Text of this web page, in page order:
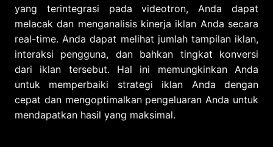
yang terintegrasi pada videotron, Anda dapat
melacak dan menganalisis kinerja iklan Anda secara
real-time. Anda dapat melihat jumlah tampilan iklan,
interaksi pengguna, dan bahkan tingkat konversi
dari iklan tersebut. Hal ini memungkinkan Anda
untuk memperbaiki strategi iklan Anda dengan
cepat dan mengoptimalkan pengeluaran Anda untuk
mendapatkan hasil yang maksimal.